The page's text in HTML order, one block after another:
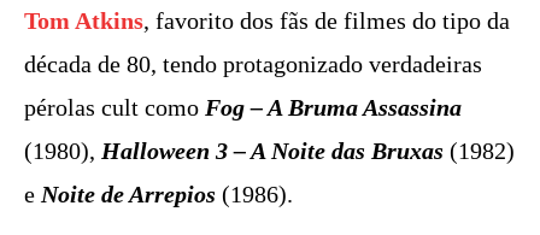
Tom Atkins, favorito dos fãs de filmes do tipo da
década de 80, tendo protagonizado verdadeiras
pérolas cult como Fog – A Bruma Assassina
(1980), Halloween 3 – A Noite das Bruxas (1982)
e Noite de Arrepios (1986).